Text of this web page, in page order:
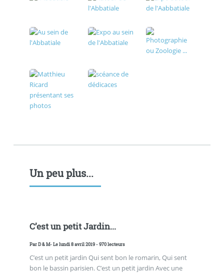
Un peu plus...
C’est un petit Jardin...
ParD & M- Le lundi 8 avril 2019 - 970 lecteurs
C’est un petit jardin Qui sent bon le romarin, Qui sent
bon le bassin parisien. C’est un petit jardin Avec une